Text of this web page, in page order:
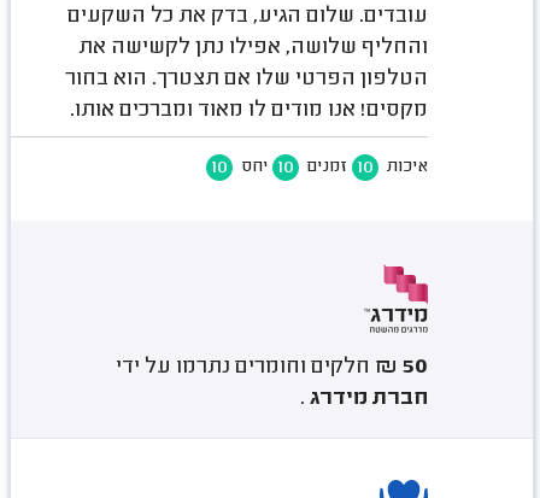
עובדים. שלום הגיע, בדק את כל השקעים
והחליף שלושה, אפילו נתן לקשישה את
הטלפון הפרטי שלו אם תצטרך. הוא בחור
מקסים! אנו מודים לו מאוד ומברכים אותו.
איכות 10 זמנים 10 יחס 10
50 ₪
חלקים וחומרים נתרמו על ידי
חברת מידרג .